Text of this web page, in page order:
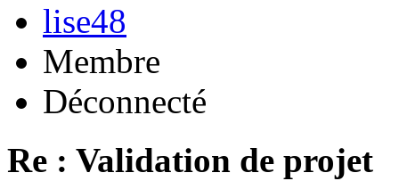
lise48
Membre
Déconnecté
Re : Validation de projet